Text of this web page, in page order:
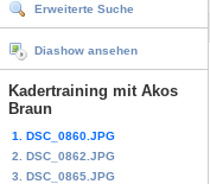
Erweiterte Suche
Diashow ansehen
Kadertraining mit Akos
Braun
1. DSC_0860.JPG
2. DSC_0862.JPG
3. DSC_0865.JPG